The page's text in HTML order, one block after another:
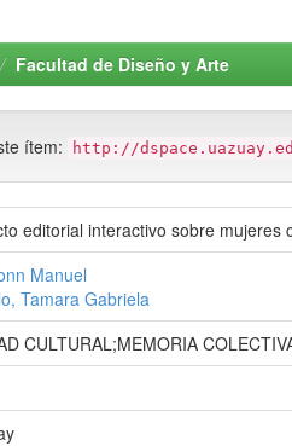
Facultad de Diseño y Arte
ítem: http://
editorial interactivo sobre mujeres
Manuel
Tamara Gabriela
CULTURAL;MEMORIA